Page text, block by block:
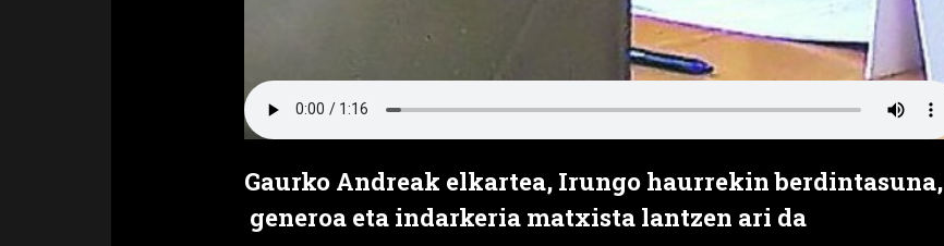
Gaurko Andreak elkartea, Irungo haurrekin berdintasuna,
generoa eta indarkeria matxista lantzen ari da